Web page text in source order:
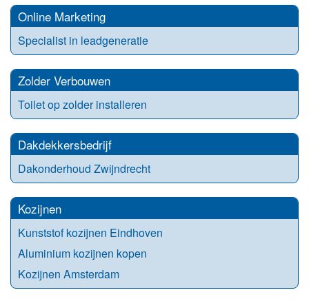
Online Marketing
Specialist in leadgeneratie
Zolder Verbouwen
Toilet op zolder installeren
Dakdekkersbedrijf
Dakonderhoud Zwijndrecht
Kozijnen
Kunststof kozijnen Eindhoven
Aluminium kozijnen kopen
Kozijnen Amsterdam